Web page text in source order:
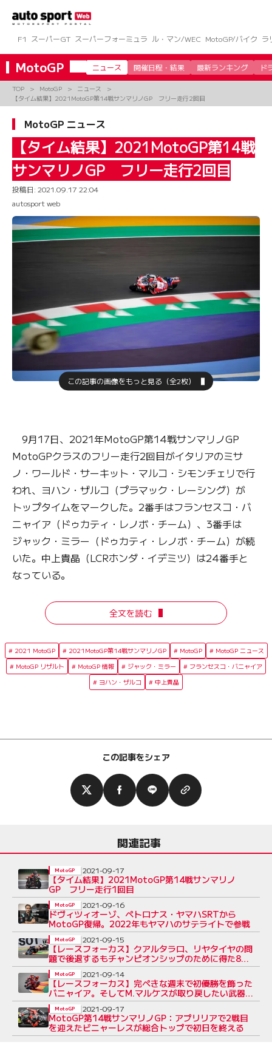
ツ
へ
ス
キ
プ
F1 スーパーGT スーパーフォーミュラ ル・マン/WEC MotoGP/バイク ラ
MotoGP ニュース 開催日程・結果 最新ランキング ド
TOP MotoGP
ニュース
【タイム結果】2021MotoGP第14戦サンマリノGP フリー走行2回目
MotoGP ニュース
【タイム結果】2021MotoGP第14戦
サンマリノGP フリー走行2回目
投稿日: 2021.09.17 22:04
autosport web
この記事の画像をもっと見る（全2枚）
9月17日、2021年MotoGP第14戦サンマリノGP
MotoGPクラスのフリー走行2回目がイタリアのミサ
ノ・ワールド・サーキット・マルコ・シモンチェリで行
われ、ヨハン・ザルコ（プラマック・レーシング）が
トップタイムをマークした。2番手はフランセスコ・バ
ニャイア（ドゥカティ・レノボ・チーム）、3番手は
ジャック・ミラー（ドゥカティ・レノボ・チーム）が続
いた。中上貴晶（LCRホンダ・イデミツ）は24番手と
なっている。
全文を読む
2021 MotoGP 2021MotoGP第14戦サンマリノGP MotoGP
MotoGP ニュース
MotoGP リザルト
MotoGP 情報 ジャック・ミラー
フランセスコ・バニャイア
ヨハン・ザルコ
中上貴晶
この記事をシェア
関連記事
【タイム結果】2021MotoGP第14戦サンマリノ
GP フリー走行1回目
MotoGP 2021-09-17
ドヴィツィオーゾ、ペトロナス・ヤマハSRTから
MotoGP復帰。2022年もヤマハのサテライトで参戦
MotoGP 2021-09-16
【レースフォーカス】クアルタラロ、リヤタイヤの問
題で後退するもチャンピオンシップのために得た8位
／MotoGP第13戦
MotoGP 2021-09-15
【レースフォーカス】完ぺきな週末で初優勝を飾った
バニャイア。そしてM.マルケスが取り戻したい武器／
MotoGP第13戦アラゴンGP
MotoGP 2021-09-14
MotoGP第14戦サンマリノGP：アプリリアで2戦目
を迎えたビニャーレスが総合トップで初日を終える
MotoGP 2021-09-17